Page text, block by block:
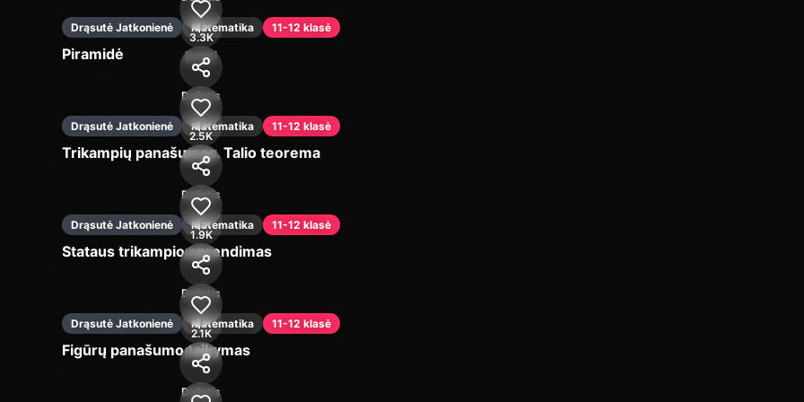
Įjungti
Drąsutė Jatkonienė Matematika 11-12 klasė
Piramidė
3.3K
Dalintis
Įjungti
Drąsutė Jatkonienė Matematika 11-12 klasė
Trikampių panašumas. Talio teorema
2.5K
Dalintis
Įjungti
Drąsutė Jatkonienė Matematika 11-12 klasė
Stataus trikampio sprendimas
1.9K
Dalintis
Įjungti
Drąsutė Jatkonienė Matematika 11-12 klasė
Figūrų panašumo taikymas
2.1K
Dalintis